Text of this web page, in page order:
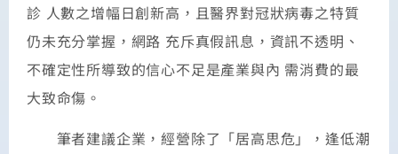
診 人數之增幅日創新高，且醫界對冠狀病毒之特質
仍未充分掌握，網路 充斥真假訊息，資訊不透明、
不確定性所導致的信心不足是產業與內 需消費的最
大致命傷。
筆者建議企業，經營除了「居高思危」，逢低潮